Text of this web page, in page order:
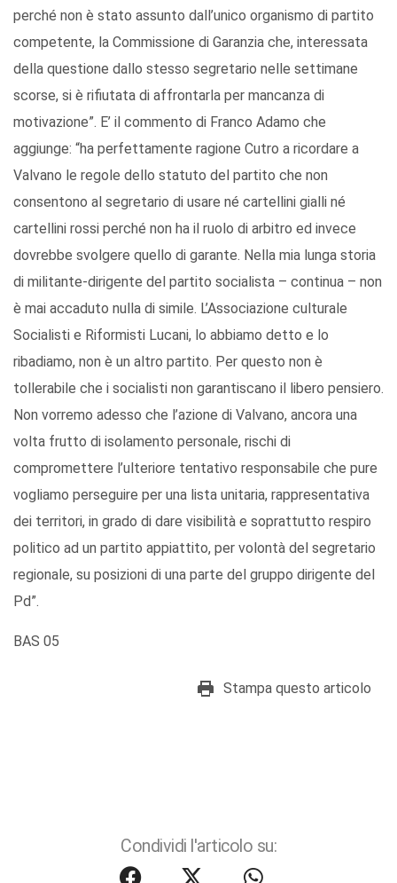
perché non è stato assunto dall’unico organismo di partito
competente, la Commissione di Garanzia che, interessata
della questione dallo stesso segretario nelle settimane
scorse, si è rifiutata di affrontarla per mancanza di
motivazione”. E’ il commento di Franco Adamo che
aggiunge: “ha perfettamente ragione Cutro a ricordare a
Valvano le regole dello statuto del partito che non
consentono al segretario di usare né cartellini gialli né
cartellini rossi perché non ha il ruolo di arbitro ed invece
dovrebbe svolgere quello di garante. Nella mia lunga storia
di militante-dirigente del partito socialista – continua – non
è mai accaduto nulla di simile. L’Associazione culturale
Socialisti e Riformisti Lucani, lo abbiamo detto e lo
ribadiamo, non è un altro partito. Per questo non è
tollerabile che i socialisti non garantiscano il libero pensiero.
Non vorremo adesso che l’azione di Valvano, ancora una
volta frutto di isolamento personale, rischi di
compromettere l’ulteriore tentativo responsabile che pure
vogliamo perseguire per una lista unitaria, rappresentativa
dei territori, in grado di dare visibilità e soprattutto respiro
politico ad un partito appiattito, per volontà del segretario
regionale, su posizioni di una parte del gruppo dirigente del
Pd”.
BAS 05
Stampa questo articolo
Condividi l'articolo su: